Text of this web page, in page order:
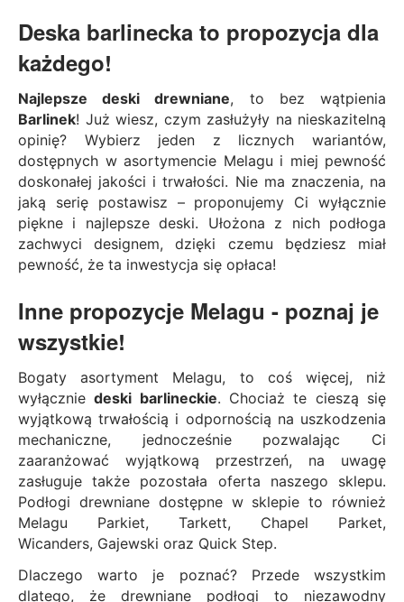
Deska barlinecka to propozycja dla
każdego!
Najlepsze deski drewniane, to bez wątpienia
Barlinek! Już wiesz, czym zasłużyły na nieskazitelną
opinię? Wybierz jeden z licznych wariantów,
dostępnych w asortymencie Melagu i miej pewność
doskonałej jakości i trwałości. Nie ma znaczenia, na
jaką serię postawisz – proponujemy Ci wyłącznie
piękne i najlepsze deski. Ułożona z nich podłoga
zachwyci designem, dzięki czemu będziesz miał
pewność, że ta inwestycja się opłaca!
Inne propozycje Melagu - poznaj je
wszystkie!
Bogaty asortyment Melagu, to coś więcej, niż
wyłączniedeski barlineckie. Chociaż te cieszą się
wyjątkową trwałością i odpornością na uszkodzenia
mechaniczne, jednocześnie pozwalając Ci
zaaranżować wyjątkową przestrzeń, na uwagę
zasługuje także pozostała oferta naszego sklepu.
Podłogi drewniane dostępne w sklepie to również
Melagu Parkiet, Tarkett, Chapel Parket,
Wicanders, Gajewski oraz Quick Step.
Dlaczego warto je poznać? Przede wszystkim
dlatego, że drewniane podłogi to niezawodny